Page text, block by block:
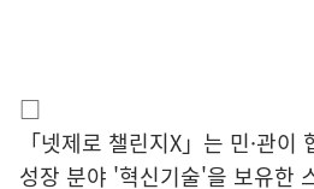
□
「넷제로 챌린지X」는 민·관이
성장 분야 '혁신기술'을 보유한